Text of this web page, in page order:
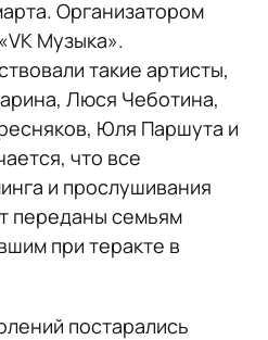
Организатором
Музыка».
такие артисты,
Люся Чеботина,
Юля Паршута и
что все
и прослушивания
переданы семьям
при теракте в
постарались